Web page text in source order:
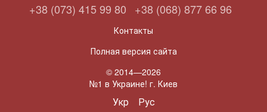
+38 (073) 415 99 80 +38 (068) 877 66 96
Контакты
Полная версия сайта
© 2014—2026
№1 в Украине! г. Киев
Укр Рус